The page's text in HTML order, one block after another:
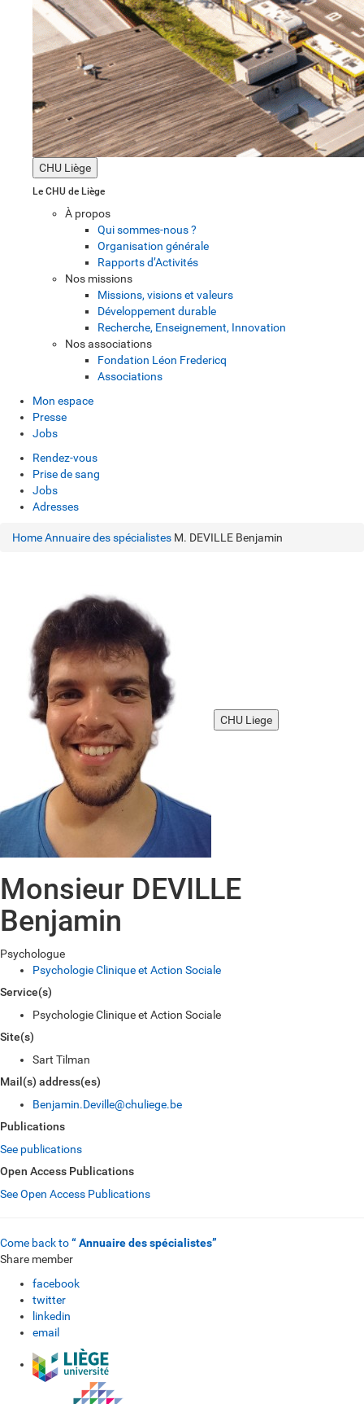
CHU Liège
Le CHU de Liège
À propos
Qui sommes-nous ?
Organisation générale
Rapports d’Activités
Nos missions
Missions, visions et valeurs
Développement durable
Recherche, Enseignement, Innovation
Nos associations
Fondation Léon Fredericq
Associations
Mon espace
Presse
Jobs
Rendez-vous
Prise de sang
Jobs
Adresses
HomeAnnuaire des spécialistes M. DEVILLE Benjamin
CHU Liege
Monsieur DEVILLE
Benjamin
Psychologue
Psychologie Clinique et Action Sociale
Service(s)
Psychologie Clinique et Action Sociale
Site(s)
Sart Tilman
Mail(s) address(es)
Benjamin.Deville@chuliege.be
Publications
See publications
Open Access Publications
See Open Access Publications
Come back to“ Annuaire des spécialistes”
Share member
facebook
twitter
linkedin
email